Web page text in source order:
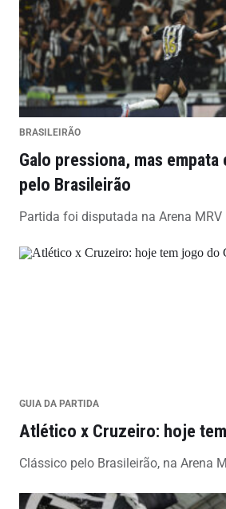
BRASILEIRÃO
Galo pressiona, mas
pelo Brasileirão
Partida foi disputada na Arena MRV
GUIA DA PARTIDA
Atlético x Cruzeiro: hoje
Clássico pelo Brasileirão, na Arena